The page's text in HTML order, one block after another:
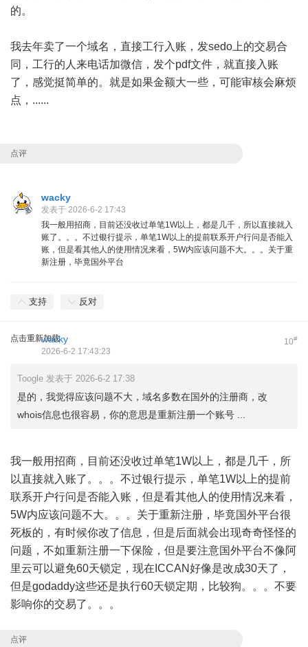
的。
我去年卖了一个域名，直接工行入账，发sedo上的交易合
同，工行的人来电话加微信，发个pdf文件，就直接入账
了，感觉挺简单的。就是如果金额大一些，可能审核会麻烦
点，......
点评
wacky
发表于 2026-6-2 17:43
我一般用招商，目前还没收过单笔1W以上，都是几千，所以直接就入
账了。。。不过银行提示，单笔1W以上的提前联系开户行问是否能入
账，但是看其他人的使用情况来看，5W内应该问题不大。。。关于重
新注册，毕竟国外平台
支持 反对
点击重新加载 10#
wacky
2026-6-2 17:43:23
Toogle 发表于 2026-6-2 17:38
是的，我觉得应该问题不大，域名多数在国外的注册商，改
whois信息也很容易，你的意思是重新注册一个账号 ...
我一般用招商，目前还没收过单笔1W以上，都是几千，所
以直接就入账了。。。不过银行提示，单笔1W以上的提前
联系开户行问是否能入账，但是看其他人的使用情况来看，
5W内应该问题不大。。。关于重新注册，毕竟国外平台很
死板的，有时候你改了信息，但是后面就会出现奇奇怪怪的
问题，不如重新注册一下保险，但是要注意国外平台不像阿
里云可以避免60天锁定，现在ICCAN好像是改成30天了，
但是godaddy这些还是执行60天锁定期，比较狗。。。不要
影响你的交易了。。。
点评